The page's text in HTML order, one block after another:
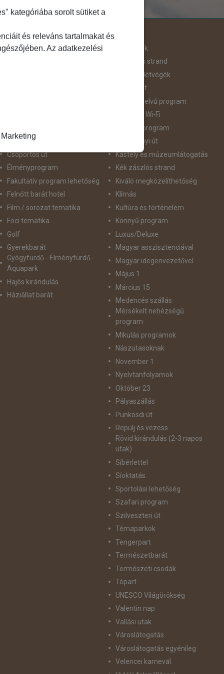
Útjellemző
Adventi út
Csillagtúra
Csoportos út
Élményprogram
Fakultatív program lehetőség
Felnőtt barát hotel
Film / sorozat tematika
Foci tematika
Golf
Gyerekbarát
Gyógyfürdő - Élményfürdő -
Aquapark
Hajós kirándulás
Háziállat barát
Hegyvidék
Homokos strand
Hosszú Hétvégék
Húsvéti út
idegennyelvű program
Ingyenes Wi-Fi
Intenzív program
Karácsonyi út
Kastély és múzeumlátogatás
Kék zászlós strand
Kiváló megközelíthetőség
Klímás
Kultúra és történelem
Könnyű program
Luxus/Deluxe
Magyar asszisztenciával
Magyar idegenvezetővel
Május 1
Március 15
Medencés szállás
Mérsékelt nehézségű
program
Mikulás programok
Nászutasoknak
November 1
Nyelvtanfolyamok
Október 23
Pályaszállás
Pünkösdi út
Repülj és vezess
Rövid kirándulás (2-3 napos
utak)
Síbérlettel
Síoktatás
Sportolási lehetőség
Szafari program
Szilveszteri út
Témaparkok
Tengerpart
Természetbarát
Természeti csodák
Tópart
UNESCO Világörökség
Valentin nap
Vallási utak
Városlátogatás
Városlátogatás egyénileg
Velencei karnevál
kategóriába sorolt sütiket a
és releváns tartalmakat és
Az adatkezelési
Marketing